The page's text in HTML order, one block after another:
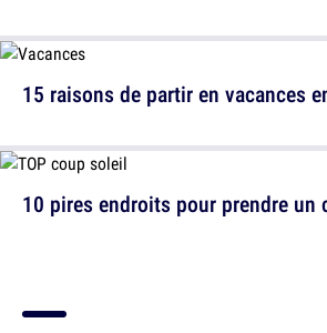
15 raisons de partir en vacances
10 pires endroits pour prendre un